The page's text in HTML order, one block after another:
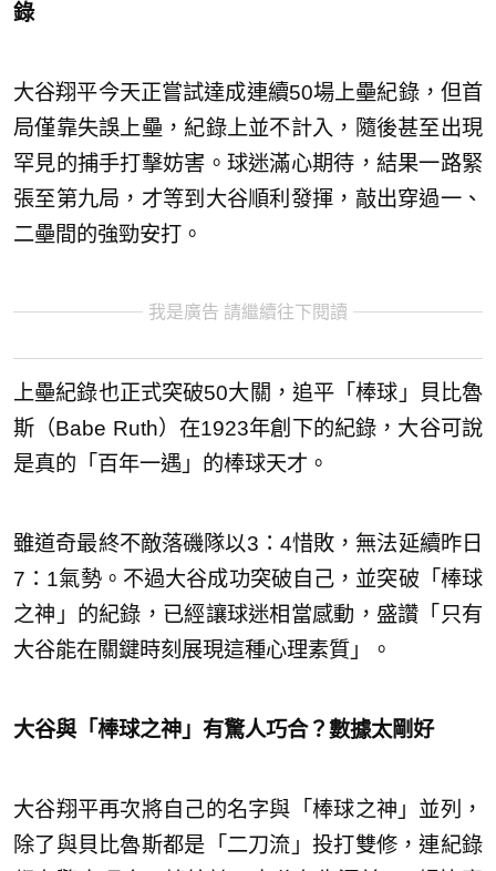
錄
大谷翔平今天正嘗試達成連續50場上壘紀錄，但首
局僅靠失誤上壘，紀錄上並不計入，隨後甚至出現
罕見的捕手打擊妨害。球迷滿心期待，結果一路緊
張至第九局，才等到大谷順利發揮，敲出穿過一、
二壘間的強勁安打。
我是廣告 請繼續往下閱讀
上壘紀錄也正式突破50大關，追平「棒球」貝比魯
斯（Babe Ruth）在1923年創下的紀錄，大谷可說
是真的「百年一遇」的棒球天才。
雖道奇最終不敵落磯隊以3：4惜敗，無法延續昨日
7：1氣勢。不過大谷成功突破自己，並突破「棒球
之神」的紀錄，已經讓球迷相當感動，盛讚「只有
大谷能在關鍵時刻展現這種心理素質」。
大谷與「棒球之神」有驚人巧合？數據太剛好
大谷翔平再次將自己的名字與「棒球之神」並列，
除了與貝比魯斯都是「二刀流」投打雙修，連紀錄